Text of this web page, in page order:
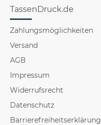
TassenDruck.de
Zahlungsmöglichkeiten
Versand
AGB
Impressum
Widerrufsrecht
Datenschutz
Barrierefreiheitserklärung